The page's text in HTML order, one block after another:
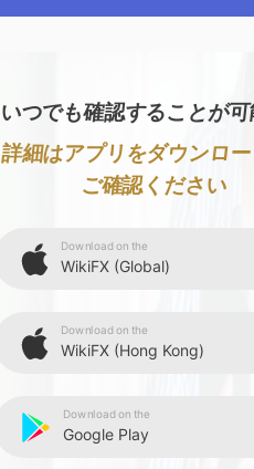
いつでも確認することが
詳細はアプリをダウンロ
ご確認ください
Download on the
WikiFX (Global)
Download on the
WikiFX (Hong Kong)
Download on the
Google Play